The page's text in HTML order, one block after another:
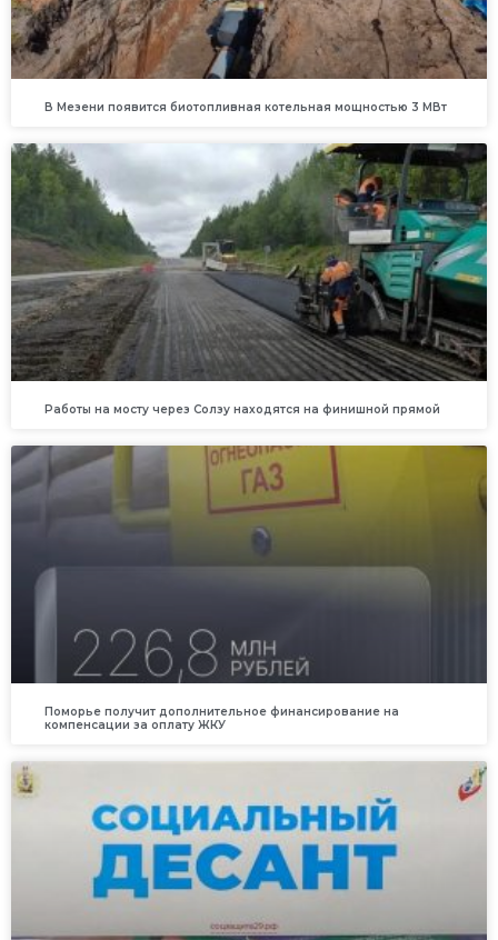
В Мезени появится биотопливная котельная мощностью 3 МВт
Работы на мосту через Солзу находятся на финишной прямой
Поморье получит дополнительное финансирование на
компенсации за оплату ЖКУ